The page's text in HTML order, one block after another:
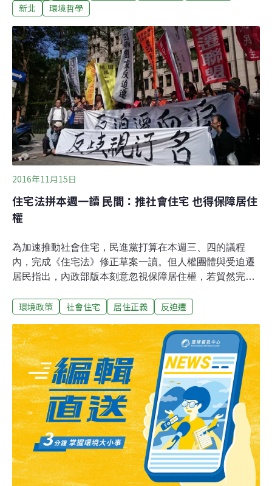
陷喪失家園的苦痛...一群快樂山部落居民，來到新北市政
遷人士指出，快樂山部落存在已久，不懂政府此時為何要
趕他們走。新北市瑞芳區海濱里的快樂山部落，住著許多
來自東部的原住民，他們從50年前就陸續北上，一些人到
基隆當漁工捕魚，微薄薪水租不起房子，只能過著四處占
居，四處被趕的日子。許多人房子被拆，家人被趕四、五
次，在基隆不斷搬遷流離。40多年前，有族人輾轉來到快
樂山，從最早的墾地種菜，後來居民開始搭建簡易房舍，
居住下來。快樂山部落族人，每位都有悲傷過去，有人工
資微薄，有人被積欠工資，只能到快樂山找個安
新北
環境哲學
2016年11月15日
住宅法拼本週一讀 民間：推社會住宅 也得保障居住
權
為加速推動社會住宅，民進黨打算在本週三、四的議程
內，完成《住宅法》修正草案一讀。但人權團體與受迫遷
居民指出，內政部版本刻意忽視保障居住權，若貿然完成
憾。他們要求將反迫遷、反歧視入法，才符合《住宅法》
境」的立法精神。修法納居住權？ 內政部：不便表達意見
《住宅法》在2011年年底公布，並在一年後施行。此次修
法所變動的法條，大多是為了加速興辦社會住宅。內政委
員會召委趙天麟揚言，要讓《住宅法》修正草案在本星期
送出內政委員會，顯示政院、立院已有相同立場；但反迫
遷連線指出，為了求快，政院不停遊說立委，要求只支持
內政部版本，不要再有額外討論與節外生枝。他們認為，
這樣是只做了半套。15日上午，反迫遷連線等團體在內政
部前表達訴求，但面對民間建議，內政部國宅組組長朱慶
倫卻一再以「不方便表達意見」來回應，始終無法正
環境政策 社會住宅 居住正義 反迫遷